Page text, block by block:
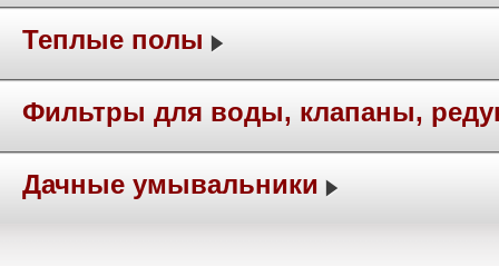
Теплые полы
Фильтры для воды, клапаны,
Дачные умывальники